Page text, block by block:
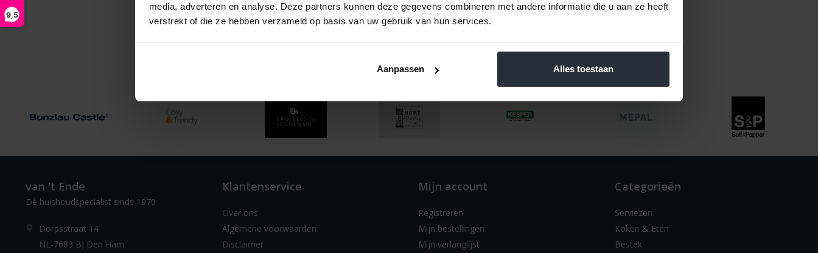
media, adverteren en analyse. Deze partners kunnen deze gegevens combineren met andere informatie die u aan ze heeft
verstrekt of die ze hebben verzameld op basis van uw gebruik van hun services.
Aanpassen Alles toestaan
9,5
van 't Ende
Dè huishoudspecialist sinds 1970
Dorpsstraat 14
NL-7683 BJ Den Ham
Klantenservice
Over ons
Algemene voorwaarden
Disclaimer
Mijn account
Registreren
Mijn bestellingen
Mijn verlanglijst
Categorieën
Serviezen
Koken & Eten
Bestek